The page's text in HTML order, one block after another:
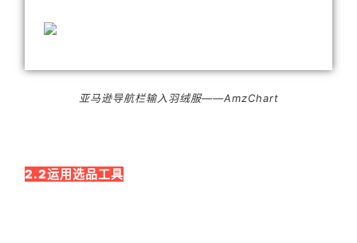
亚马逊导航栏输入羽绒服——AmzChart
2.2运用选品工具